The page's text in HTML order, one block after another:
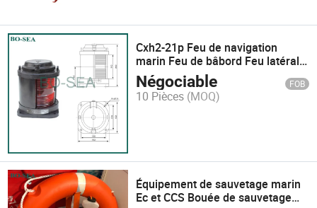
Cxh2-21p Feu de navigation
marin Feu de bâbord Feu latéral
Feu de côté
Négociable FOB
10 Pièces (MOQ)
Équipement de sauvetage marin
Ec et CCS Bouée de sauvetage